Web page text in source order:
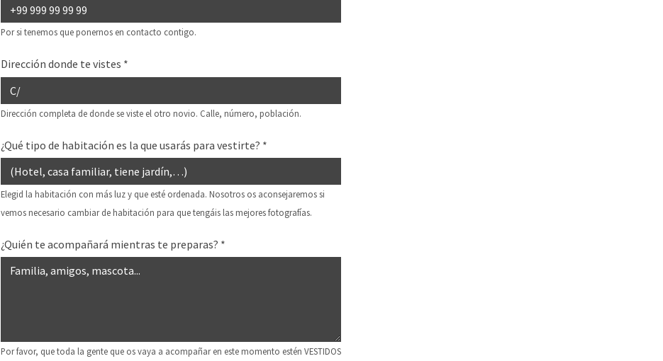
Por si tenemos que ponernos en contacto contigo.
Dirección donde te vistes *
Dirección completa de donde se viste el otro novio. Calle, número, población.
¿Qué tipo de habitación es la que usarás para vestirte? *
Elegid la habitación con más luz y que esté ordenada. Nosotros os aconsejaremos si
vemos necesario cambiar de habitación para que tengáis las mejores fotografías.
¿Quién te acompañará mientras te preparas? *
Por favor, que toda la gente que os vaya a acompañar en este momento estén VESTIDOS